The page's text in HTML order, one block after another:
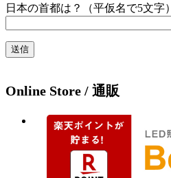
日本の首都は？（平仮名で5文字）
Online Store / 通販